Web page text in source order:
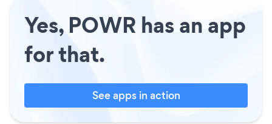
Yes, POWR has an app
for that.
See apps in action